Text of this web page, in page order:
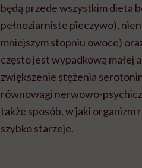
będą przede wszystkim dieta
pełnoziarniste pieczywo),
mniejszym stopniu owoce)
często jest wypadkową małej
zwiększenie stężenia
równowagi nerwowo-
także sposób, w jaki organizm
szybko starzeje.